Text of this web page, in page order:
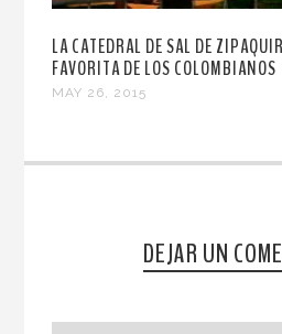
LA CATEDRAL DE SAL DE
FAVORITA DE LOS COLOMBIANOS
MAY 26, 2015
DEJAR UN